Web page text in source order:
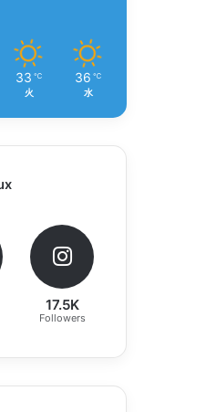
33 ℃
火
36 ℃
水
17.5K
Followers